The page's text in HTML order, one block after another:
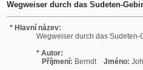
* Hlavní název:
Wegweiser durch das Sudeten-Gebirge
* Autor:
* Druh dokumentu: